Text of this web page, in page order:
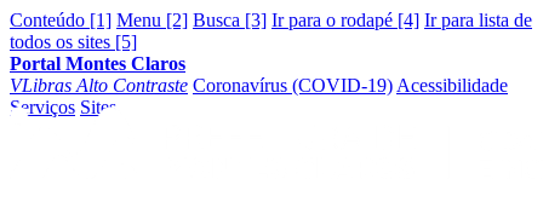
Conteúdo [1] Menu [2] Busca [3] Ir para o rodapé [4] Ir para lista de
todos os sites [5]
Portal Montes Claros
VLibras Alto Contraste Coronavírus (COVID-19) Acessibilidade
Serviços Sites